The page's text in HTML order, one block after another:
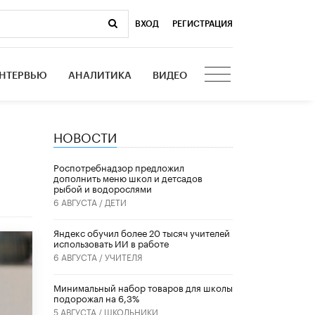
ВХОД РЕГИСТРАЦИЯ
АНАЛИТИКА ВИДЕО
НОВОСТИ
Роспотребнадзор предложил
дополнить меню школ и детсадов
рыбой и водорослями
6 АВГУСТА / ДЕТИ
​Яндекс обучил более 20 тысяч учителей
использовать ИИ в работе
6 АВГУСТА /УЧИТЕЛЯ
Минимальный набор товаров для школы
подорожал на 6,3%
5 АВГУСТА / ШКОЛЬНИКИ